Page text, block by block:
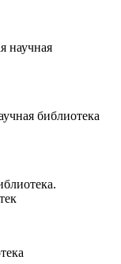
научная
библиотека